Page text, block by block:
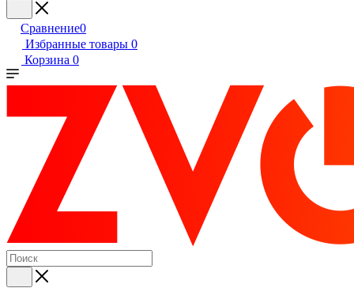
Сравнение0
Избранные товары 0
Корзина 0